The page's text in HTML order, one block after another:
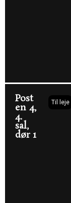
Post
en 4,
4.
sal,
dør 1
Til leje